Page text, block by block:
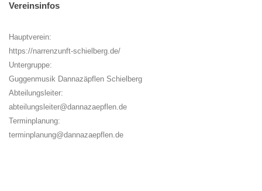
Vereinsinfos
Hauptverein:
https://narrenzunft-schielberg.de/
Untergruppe:
Guggenmusik Dannazäpflen Schielberg
Abteilungsleiter:
abteilungsleiter@dannazaepflen.de
Terminplanung:
terminplanung@dannazaepflen.de